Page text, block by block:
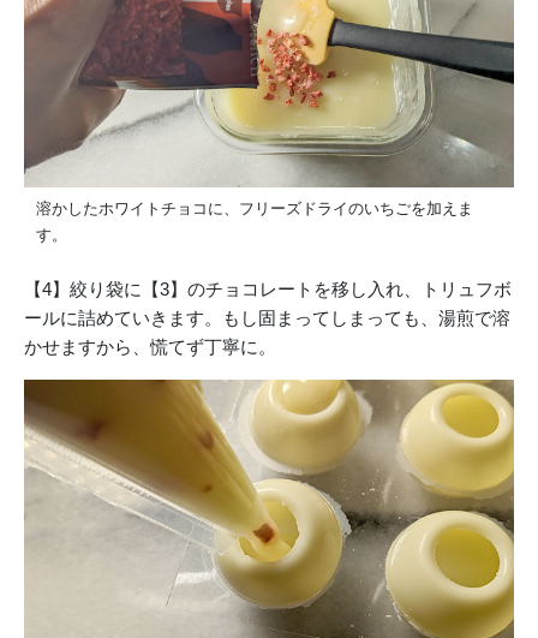
溶かしたホワイトチョコに、フリーズドライのいちごを加えま
す。
【4】絞り袋に【3】のチョコレートを移し入れ、トリュフボ
ールに詰めていきます。もし固まってしまっても、湯煎で溶
かせますから、慌てず丁寧に。